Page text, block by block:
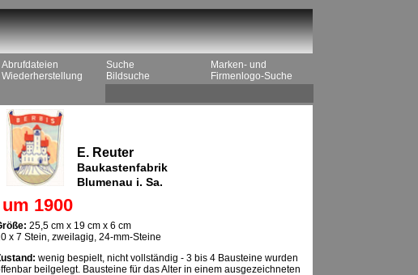
Abrufdateien
Wiederherstellung
Suche
Bildsuche
Marken- und
Firmenlogo-Suche
E. Reuter
Baukastenfabrik
Blumenau i. Sa.
um 1900
25,5 cm x 19 cm x 6 cm
x 7 Stein, zweilagig, 24-mm-Steine
wenig bespielt, nicht vollständig - 3 bis 4 Bausteine wurden
beilgelegt. Bausteine für das Alter in einem ausgezeichneten